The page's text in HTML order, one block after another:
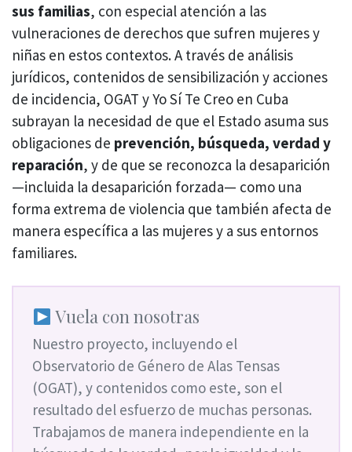
sus familias, con especial atención a las
vulneraciones de derechos que sufren mujeres y
niñas en estos contextos. A través de análisis
jurídicos, contenidos de sensibilización y acciones
de incidencia, OGAT y Yo Sí Te Creo en Cuba
subrayan la necesidad de que el Estado asuma sus
obligaciones de prevención, búsqueda, verdad y
reparación, y de que se reconozca la desaparición
—incluida la desaparición forzada— como una
forma extrema de violencia que también afecta de
manera específica a las mujeres y a sus entornos
familiares.
Vuela con nosotras
Nuestro proyecto, incluyendo el
Observatorio de Género de Alas Tensas
(OGAT), y contenidos como este, son el
resultado del esfuerzo de muchas personas.
Trabajamos de manera independiente en la